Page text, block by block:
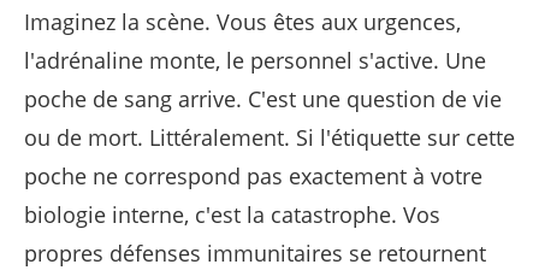
Imaginez la scène. Vous êtes aux urgences,
l'adrénaline monte, le personnel s'active. Une
poche de sang arrive. C'est une question de vie
ou de mort. Littéralement. Si l'étiquette sur cette
poche ne correspond pas exactement à votre
biologie interne, c'est la catastrophe. Vos
propres défenses immunitaires se retournent